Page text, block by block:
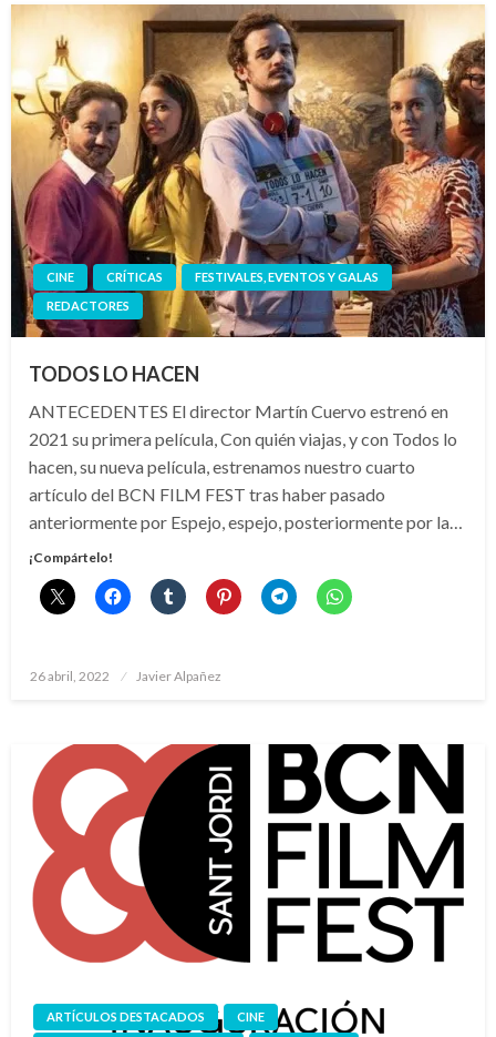
CINE CRÍTICAS
FESTIVALES, EVENTOS Y GALAS
REDACTORES
TODOS LO HACEN
ANTECEDENTES El director Martín Cuervo estrenó en
2021 su primera película, Con quién viajas, y con Todos lo
hacen, su nueva película, estrenamos nuestro cuarto
artículo del BCN FILM FEST tras haber pasado
anteriormente por Espejo, espejo, posteriormente por la…
¡Compártelo!
Publicado
26 abril, 2022 Javier Alpañez
ARTÍCULOS DESTACADOS
CINE